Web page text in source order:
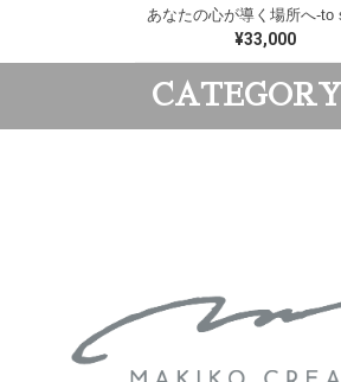
¥33,000
CATEGORY
FRAME ART CANVAS ART